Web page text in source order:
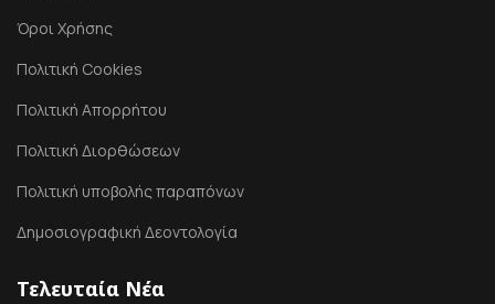
Όροι Χρήσης
Πολιτική Cookies
Πολιτική Απορρήτου
Πολιτική Διορθώσεων
Πολιτική υποβολής παραπόνων
Δημοσιογραφική Δεοντολογία
Τελευταία Νέα